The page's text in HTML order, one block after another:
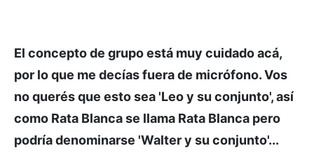
El concepto de grupo está muy cuidado acá,
por lo que me decías fuera de micrófono. Vos
no querés que esto sea 'Leo y su conjunto', así
como Rata Blanca se llama Rata Blanca pero
podría denominarse 'Walter y su conjunto'...